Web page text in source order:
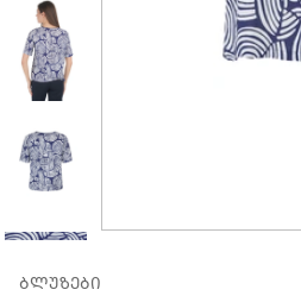
ᲑᲚᲣᲖᲔᲑᲘ